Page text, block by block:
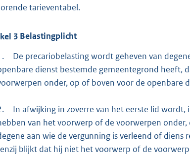
tarieventabel.
3 Belastingplicht
De precariobelasting wordt geheven van
dienst bestemde gemeentegrond heeft,
onder, op of boven voor de openbare
In afwijking in zoverre van het eerste lid
van het voorwerp of de voorwerpen
aan wie de vergunning is verleend of
blijkt dat hij niet het voorwerp of de